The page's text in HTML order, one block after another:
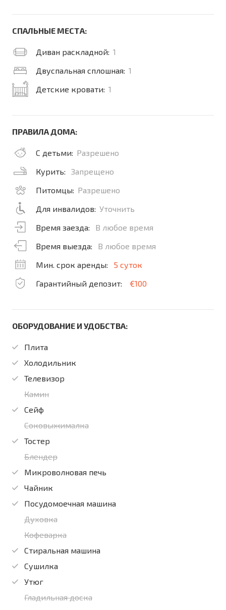
СПАЛЬНЫЕ МЕСТА:
Диван раскладной: 1
Двуспальная сплошная: 1
Детские кровати: 1
ПРАВИЛА ДОМА:
С детьми: Разрешено
Курить:
Запрещено
Питомцы: Разрешено
Для инвалидов: Уточнить
Время заезда:
В любое время
Время выезда:
В любое время
Мин. срок аренды:
5 суток
Гарантийный депозит:
€100
ОБОРУДОВАНИЕ И УДОБСТВА:
Плита
Холодильник
Телевизор
Камин
Сейф
Соковыжималка
Тостер
Блендер
Микроволновая печь
Чайник
Посудомоечная машина
Духовка
Кофеварка
Стиральная машина
Сушилка
Утюг
Гладильная доска